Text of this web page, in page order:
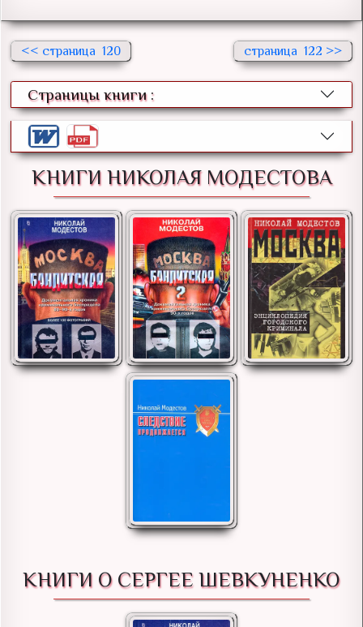
<< 120 122 >>
Страницы книги :
КНИГИ НИКОЛАЯ МОДЕСТОВА
КНИГИ О СЕРГЕЕ ШЕВКУНЕНКО